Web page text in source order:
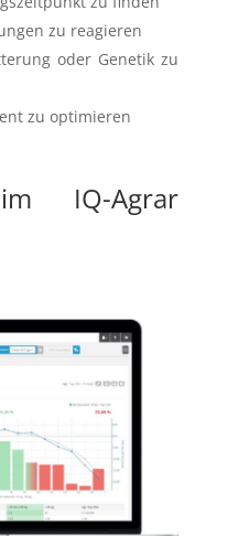
zu reagieren
oder Genetik zu
zu optimieren
IQ-Agrar